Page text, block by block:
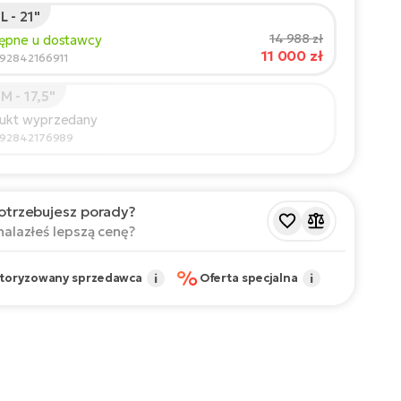
210
wartości są orientacyjne.
- 21"
u dostawcy
14 988 zł
11 000 zł
- 17,5"
wyprzedany
porady?
lepszą cenę?
sprzedawca i %Oferta specjalna i